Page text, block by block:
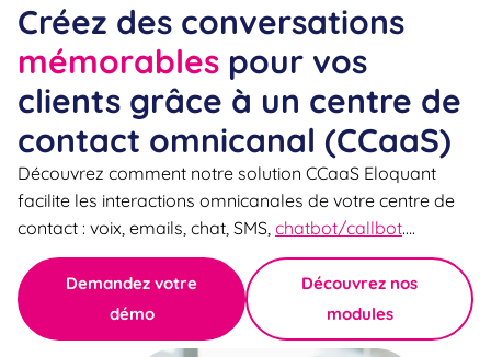
Créez des conversations
mémorables pour vos
clients grâce à un centre de
contact omnicanal (CCaaS)
Découvrez comment notre solution CCaaS Eloquant
facilite les interactions omnicanales de votre centre de
contact : voix, emails, chat, SMS, chatbot/callbot….
Demandez votre
démo
Découvrez nos
modules